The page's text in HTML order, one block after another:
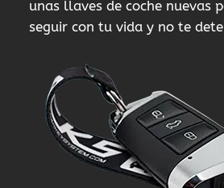
unas llaves de coche nuevas
seguir con tu vida y no te